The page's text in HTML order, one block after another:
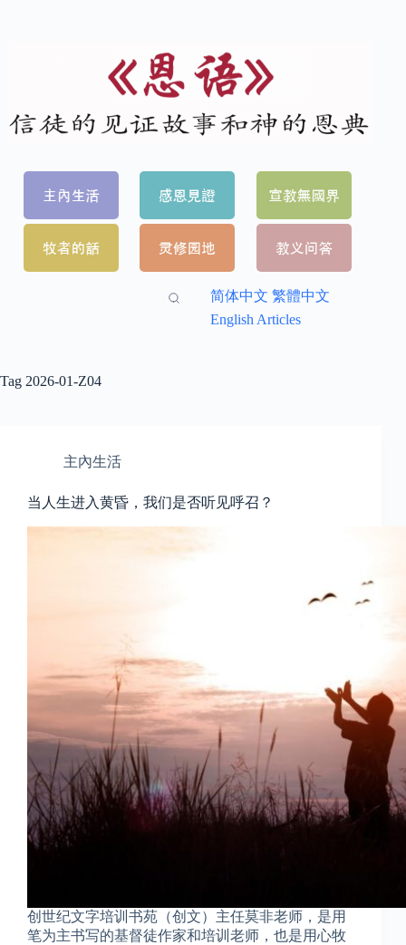
简体中文 繁體中文
English Articles
Tag 2026-01-Z04
主內生活
当人生进入黄昏，我们是否听见呼召？
创世纪文字培训书苑（创文）主任莫非老师，是用
笔为主书写的基督徒作家和培训老师，也是用心牧